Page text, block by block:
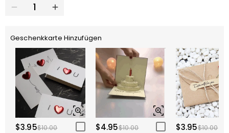
Geschenkkarte Hinzufügen
$3.95$10.00 $4.95$10.00 $3.95$10.00